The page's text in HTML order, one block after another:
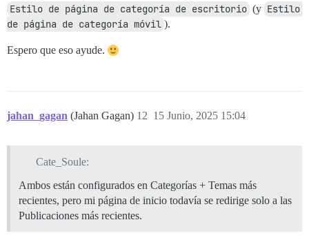
Estilo de página de categoría de escritorio (y Estilo
de página de categoría móvil ).
Espero que eso ayude.
jahan_gagan (Jahan Gagan) 15 Junio, 2025 15:04
12
Cate_Soule:
Ambos están configurados en Categorías + Temas más
recientes, pero mi página de inicio todavía se redirige solo a las
Publicaciones más recientes.